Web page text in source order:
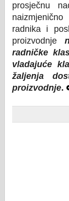
prosječnu
radnika i
proizvodnje
radničke
vladajuće
žaljenja
proizvodnje.